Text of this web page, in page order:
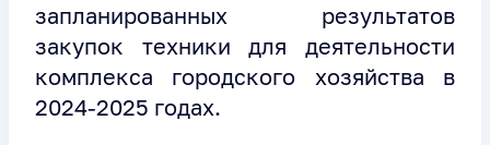
запланированных результатов
закупок техники для деятельности
комплекса городского хозяйства в
2024-2025 годах.